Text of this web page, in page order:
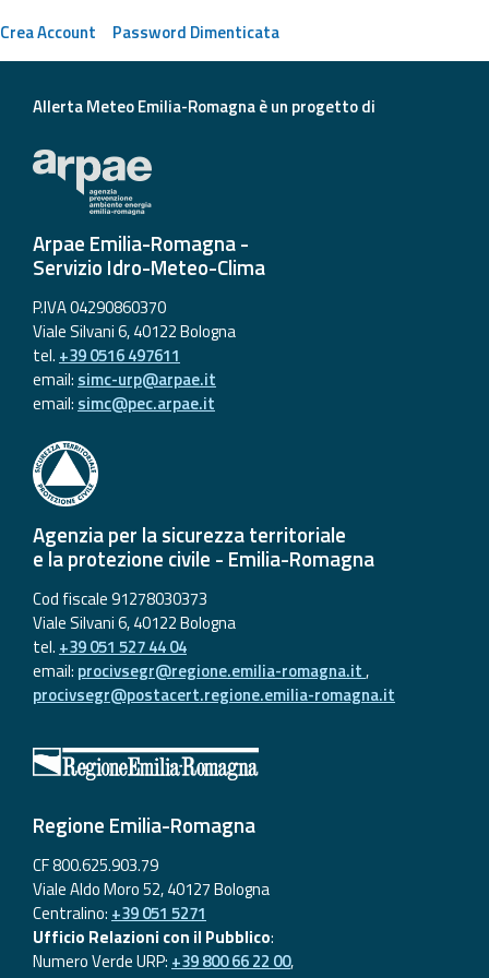
Previsioni e dati
marine
Dati osservati
Radar meteo
Strumenti
Operativi
Report
Aggiornamenti
Informazioni
utili
Domande
frequenti
sviluppatori
Allerta
Meteo
Emilia-
Romagna
Contatti
Crea Account Password Dimenticata
Allerta Meteo Emilia-Romagna è un progetto di
Arpae Emilia-Romagna -
Servizio Idro-Meteo-Clima
P.IVA 04290860370
Viale Silvani 6, 40122 Bologna
tel. +39 0516 497611
email: simc-urp@arpae.it
email: simc@pec.arpae.it
Agenzia per la sicurezza territoriale
e la protezione civile - Emilia-Romagna
Cod fiscale 91278030373
Viale Silvani 6, 40122 Bologna
tel. +39 051 527 44 04
email: procivsegr@regione.emilia-romagna.it,
procivsegr@postacert.regione.emilia-romagna.it
Regione Emilia-Romagna
CF 800.625.903.79
Viale Aldo Moro 52, 40127 Bologna
Centralino: +39 051 5271
Ufficio Relazioni con il Pubblico:
Numero Verde URP: +39 800 66 22 00,